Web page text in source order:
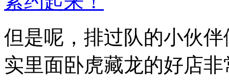
但是呢，排过队的小伙
实里面卧虎藏龙的好店